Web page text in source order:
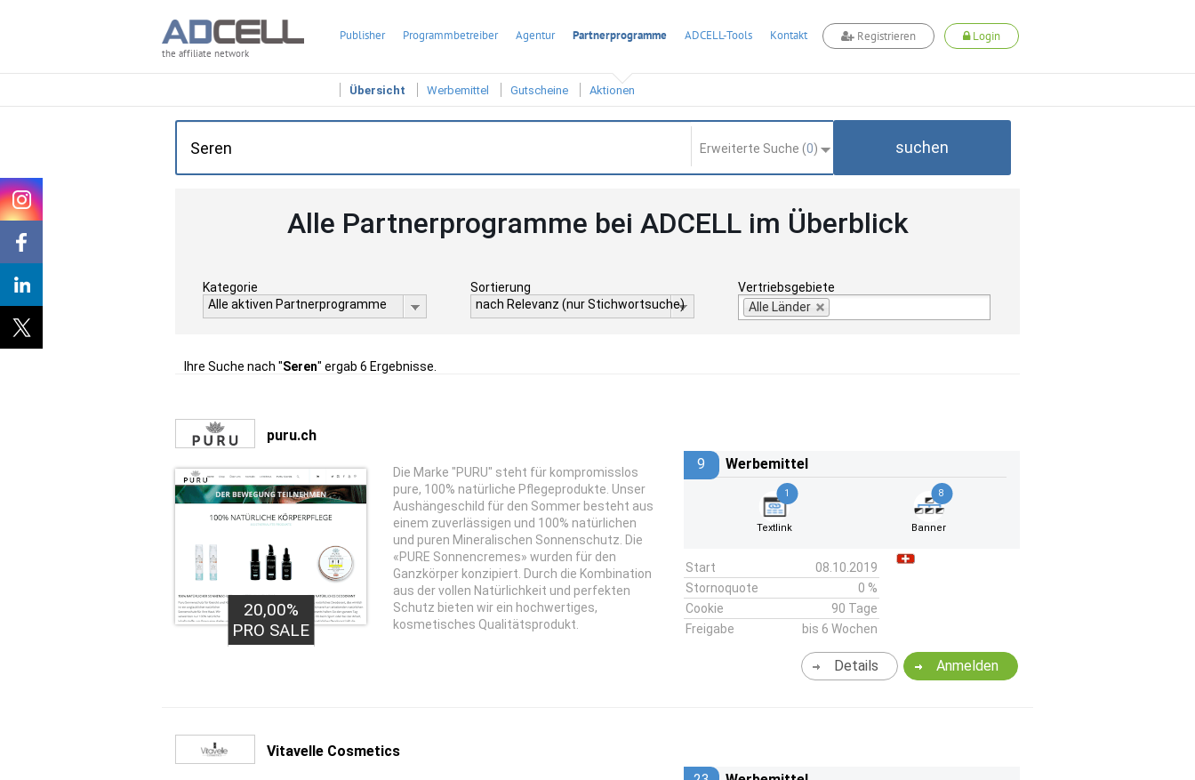
the affiliate network
Publisher Programmbetreiber Agentur Partnerprogramme ADCELL-Tools Kontakt Registrieren Login
Übersicht Werbemittel Gutscheine Aktionen
Erweiterte Suche (0) suchen
Alle Partnerprogramme bei ADCELL im Überblick
Kategorie
Alle aktiven Partnerprogramme
Sortierung
nach Relevanz (nur Stichwortsuche)
Vertriebsgebiete
Alle Länder
Ihre Suche nach "Seren" ergab 6 Ergebnisse.
puru.ch
20,00%
PRO SALE
Die Marke "PURU" steht für kompromisslos
pure, 100% natürliche Pflegeprodukte. Unser
Aushängeschild für den Sommer besteht aus
einem zuverlässigen und 100% natürlichen
und puren Mineralischen Sonnenschutz. Die
«PURE Sonnencremes» wurden für den
Ganzkörper konzipiert. Durch die Kombination
aus der vollen Natürlichkeit und perfekten
Schutz bieten wir ein hochwertiges,
kosmetisches Qualitätsprodukt.
9 Werbemittel
1
Textlink
8
Banner
Start
08.10.2019
Stornoquote
0 %
Cookie
90 Tage
Freigabe
bis 6 Wochen
Anmelden
Details
Vitavelle Cosmetics